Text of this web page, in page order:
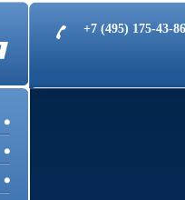
+7 (495) 175-43-